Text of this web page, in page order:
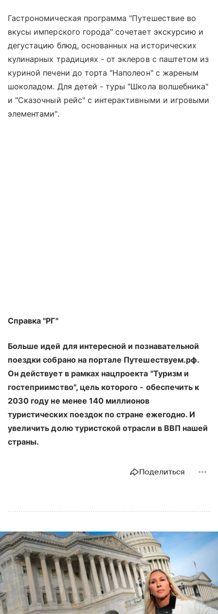
Гастрономическая программа "Путешествие во
вкусы имперского города" сочетает экскурсию и
дегустацию блюд, основанных на исторических
кулинарных традициях - от эклеров с паштетом из
куриной печени до торта "Наполеон" с жареным
шоколадом. Для детей - туры "Школа волшебника"
и "Сказочный рейс" с интерактивными и игровыми
элементами".
Справка "РГ"
Больше идей для интересной и познавательной
поездки собрано на портале Путешествуем.рф.
Он действует в рамках нацпроекта "Туризм и
гостеприимство", цель которого - обеспечить к
2030 году не менее 140 миллионов
туристических поездок по стране ежегодно. И
увеличить долю туристской отрасли в ВВП нашей
страны.
Поделиться